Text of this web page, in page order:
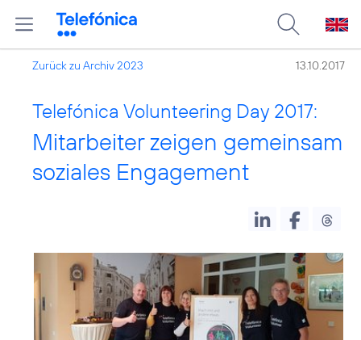
Zurück zu Archiv 2023 13.10.2017
Telefónica Volunteering Day 2017:
Mitarbeiter zeigen gemeinsam
soziales Engagement